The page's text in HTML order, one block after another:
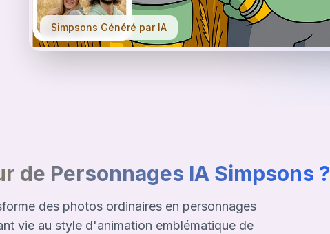
Simpsons Généré par IA
de Personnages IA Simpsons ?
des photos ordinaires en personnages
vie au style d'animation emblématique de